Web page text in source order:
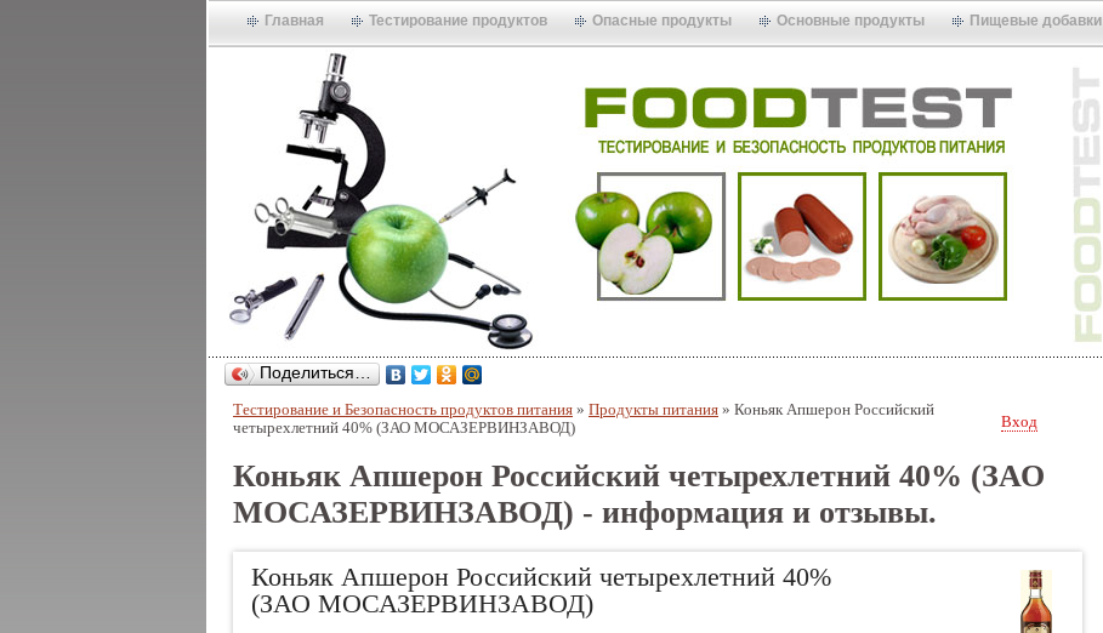
Главная Тестирование продуктов Опасные продукты Основные продукты Пищевые добавки
Поделиться…
Тестирование и Безопасность продуктов питания » Продукты питания » Коньяк Апшерон Российский
четырехлетний 40% (ЗАО МОСАЗЕРВИНЗАВОД)
Вход
Коньяк Апшерон Российский четырехлетний 40% (ЗАО
МОСАЗЕРВИНЗАВОД) - информация и отзывы.
Коньяк Апшерон Российский четырехлетний 40%
(ЗАО МОСАЗЕРВИНЗАВОД)